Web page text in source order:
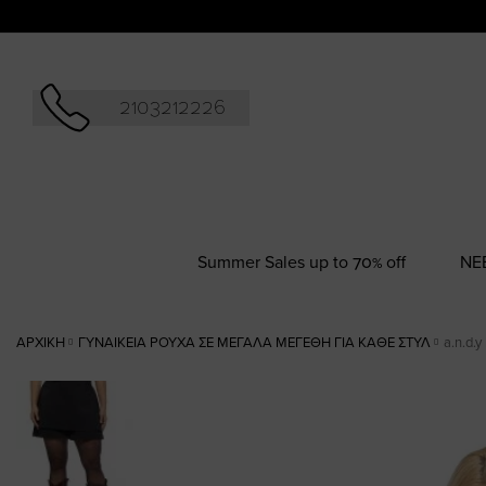
2103212226
Summer Sales up to 70% off
ΑΡΧΙΚΉ ΓΥΝΑΙΚΕΊΑ ΡΟΎΧΑ ΣΕ ΜΕΓΆΛΑ ΜΕΓΈΘΗ ΓΙΑ ΚΆΘΕ ΣΤΥΛ
Skip
the